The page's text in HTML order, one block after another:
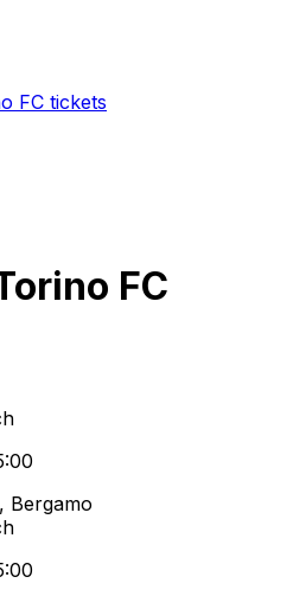
FC tickets
FC
, Bergamo